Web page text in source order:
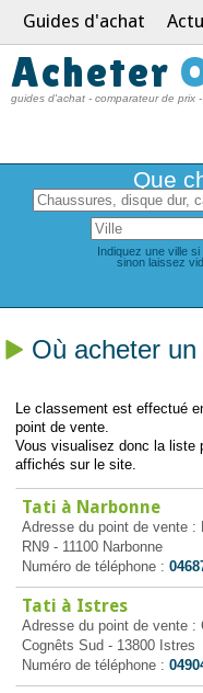
Guides d'achat
Acheter
guides d'achat - comparateur de prix
Que
Indiquez une ville
sinon laissez
Où acheter
Le classement est effectué
point de vente.
Vous visualisez donc la liste
affichés sur le site.
Tati à Narbonne
Adresse du point de vente :
RN9 - 11100 Narbonne
Numéro de téléphone :
Tati à Istres
Adresse du point de vente :
Cognêts Sud - 13800 Istres
Numéro de téléphone :